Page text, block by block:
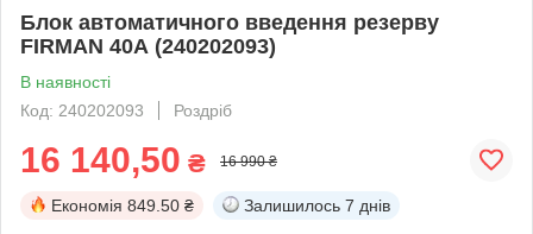
Блок автоматичного введення резерву
FIRMAN 40А (240202093)
В наявності
Код: 240202093
Роздріб
16 140,50 ₴ 16 990 ₴
Економія 849.50 ₴ Залишилось 7 днів